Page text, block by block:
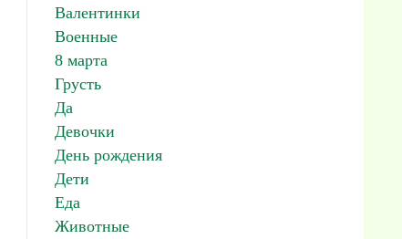
Валентинки
Военные
8 марта
Грусть
Да
Девочки
День рождения
Дети
Еда
Животные